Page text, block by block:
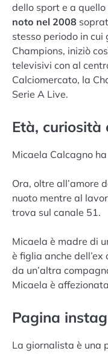
dello sport e a
noto nel 2008
stesso periodo in cui
Champions, iniziò
televisivi con al
Calciomercato, la
Serie A Live.
Età, curiosità
Micaela Calcagno
Ora, oltre all’amore
nuoto mentre al
trova sul canale 51.
Micaela è madre di
è figlia anche
da un’altra
Micaela è
Pagina
La giornalista è una